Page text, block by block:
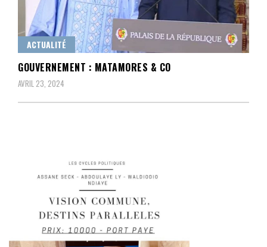
ACTUALITÉ
GOUVERNEMENT : MATAMORES & CO
AVRIL 23, 2024